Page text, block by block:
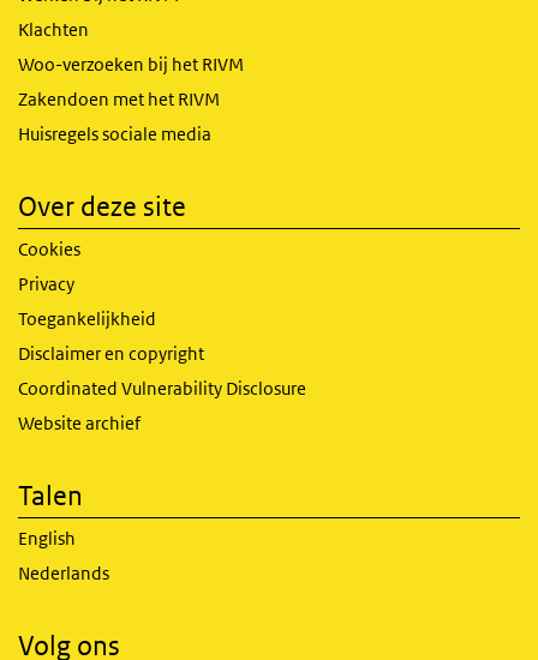
Klachten
Woo-verzoeken bij het RIVM
Zakendoen met het RIVM
Huisregels sociale media
Over deze site
Cookies
Privacy
Toegankelijkheid
Disclaimer en copyright
Coordinated Vulnerability Disclosure
Website archief
Talen
English
Nederlands
Volg ons